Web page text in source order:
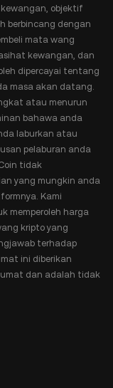
objektif
berbincang dengan
mata wang
kewangan, dan
dipercayai tentang
masa akan datang.
atau menurun
bahawa anda
laburkan atau
pelaburan anda
tidak
yang mungkin anda
Kami
memperoleh harga
kripto yang
terhadap
ini diberikan
dan adalah tidak